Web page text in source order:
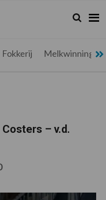
Zoeken...
Zoek
Fokkerij Melkwinning
Costers – v.d.